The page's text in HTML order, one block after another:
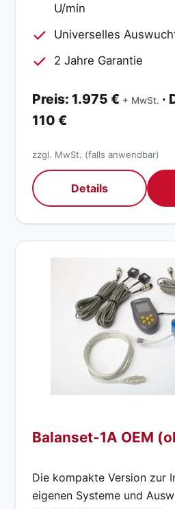
U/min
Universelles
2 Jahre Garantie
Preis: 1.975 € + MwSt. ·
110 €
zzgl. MwSt. (falls anwendbar)
Details
Balanset-1A OEM
Die kompakte Version zur
eigenen Systeme und